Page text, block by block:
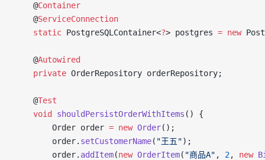
    @
Container
    @
ServiceConnection
    static
PostgreSQLContainer<?> postgres = new
    @
Autowired
    private
OrderRepository orderRepository;
    @
Test
    void
shouldPersistOrderWithItems () {
        Order order
= new Order();
        order.
setCustomerName( "王五");
        order.
addItem(new OrderItem( "商品A" , 2, new